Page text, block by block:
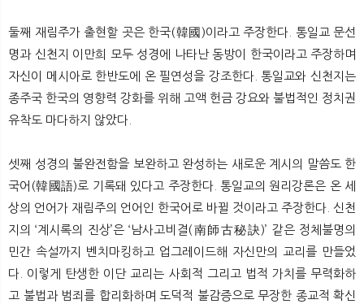
둘째 재림주가 출현할 곳은 한국(韓國)이라고 주장한다. 통일교 문선
명과 신천지 이만희 모두 성경에 나타난 동방이 한국이라고 주장하며
자신이 메시아로 한반도에 온 필연성을 강조한다. 통일교와 신천지는
종주국 한국의 영향력 강화를 위해 고액 헌금 강요와 불법적인 정치권
유착도 마다하지 않았다.
셋째 성경의 불완전함을 보완하고 완성하는 새로운 계시의 말씀도 한
국어(韓國語)로 기록돼 있다고 주장한다. 통일교의 원리강론은 온 세
상의 언어가 재림주의 언어인 한국어로 바뀔 것이라고 주장한다. 신천
지의 ‘계시록의 진상’은 ‘남사고비결(南師古秘訣)’ 같은 정체불명의
민간 속설까지 벤치마킹하고 업그레이드해 자신만의 교리를 만들었
다. 이렇게 탄생한 이단 교리는 사회적 그리고 법적 가치를 무력화하
고 불법과 범죄를 합리화하며 도덕적 불감증으로 무장한 종교적 확신